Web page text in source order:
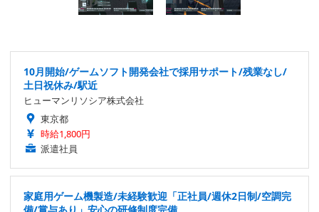
10月開始/ゲームソフト開発会社で採用サポート/残業なし/
土日祝休み/駅近
ヒューマンリソシア株式会社
東京都
時給1,800円
派遣社員
家庭用ゲーム機製造/未経験歓迎「正社員/週休2日制/空調完